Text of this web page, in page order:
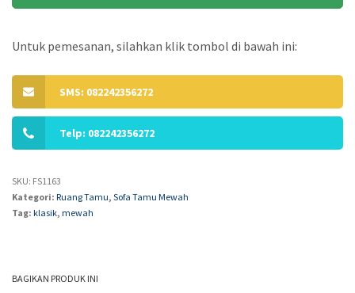
Untuk pemesanan, silahkan klik tombol di bawah ini:
SMS: 082242356272
Telp: 082242356272
SKU: FS1163
Kategori: Ruang Tamu, Sofa Tamu Mewah
Tag: klasik, mewah
BAGIKAN PRODUK INI